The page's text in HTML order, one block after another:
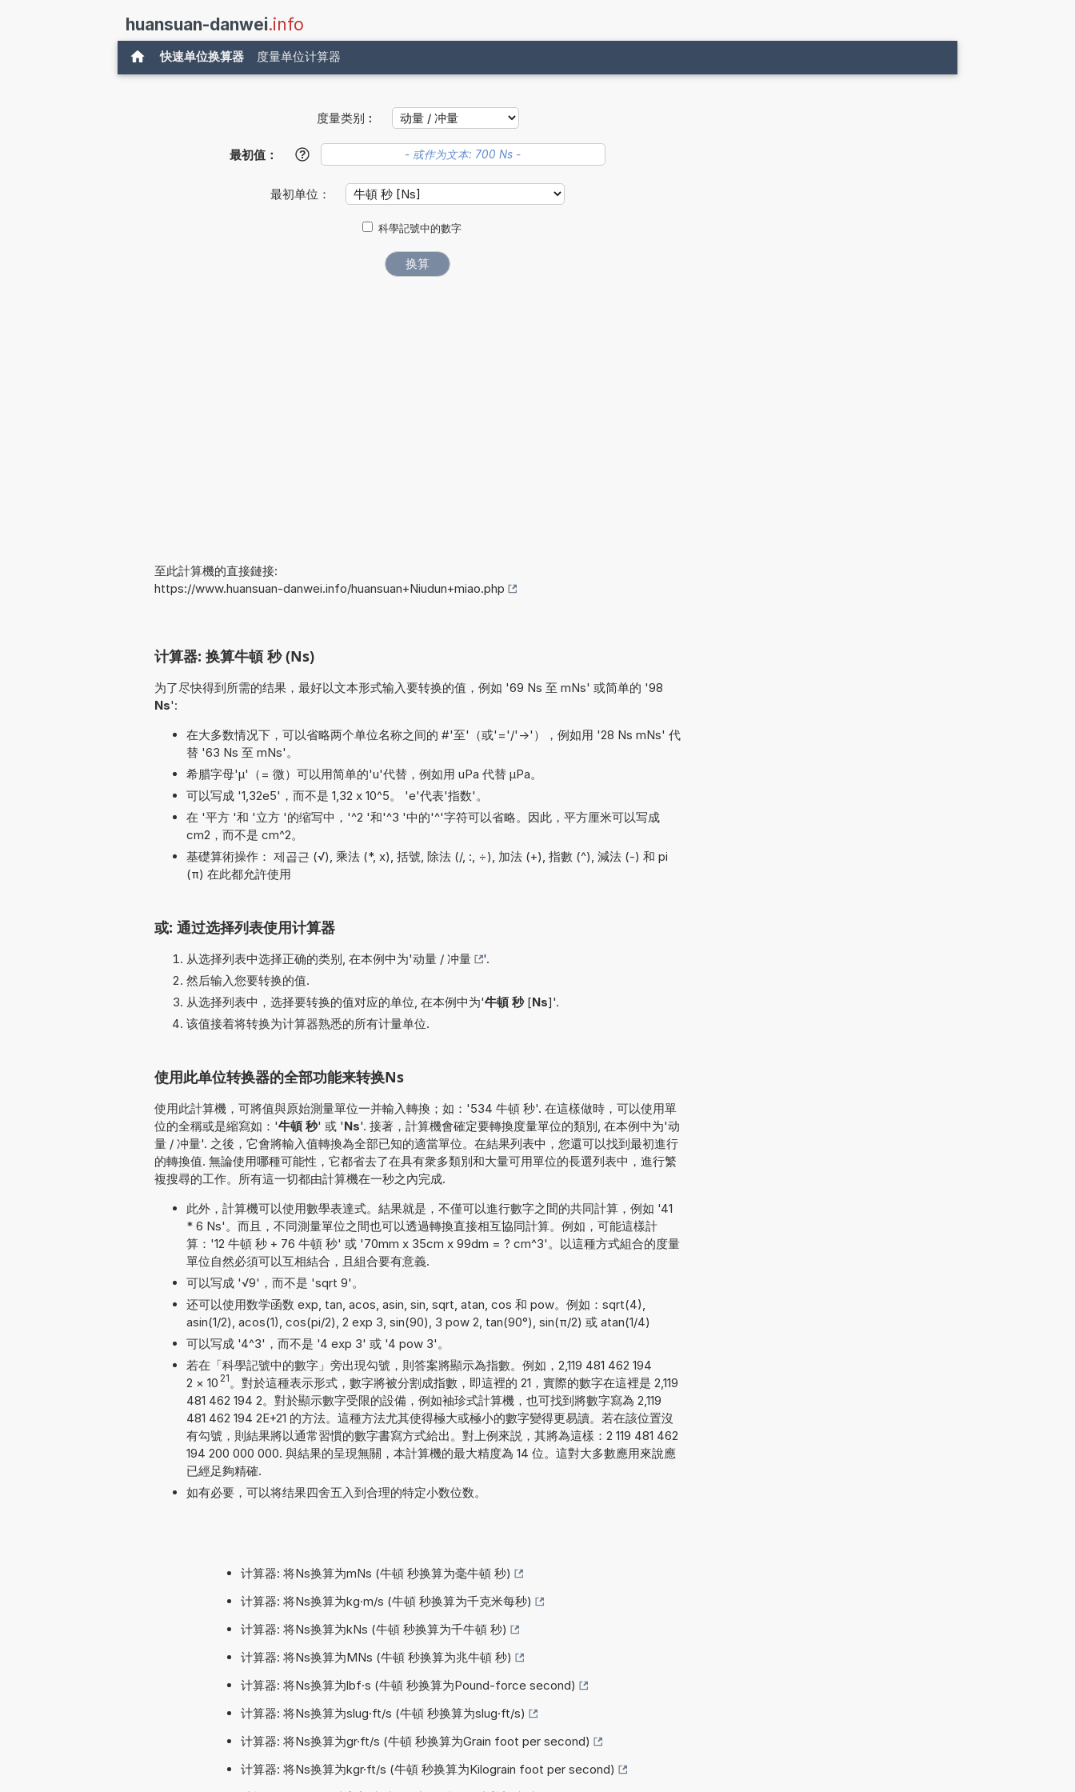
huansuan-danwei.info
快速单位换算器 度量单位计算器
度量类别︰
最初值： ?
最初单位：
科學記號中的數字
至此計算機的直接鏈接:
https://www.huansuan-danwei.info/huansuan+Niudun+miao.php
计算器: 换算牛頓 秒 (Ns)
为了尽快得到所需的结果，最好以文本形式输入要转换的值，例如 '69 Ns 至 mNs' 或简单的 '98
Ns':
在大多数情况下，可以省略两个单位名称之间的 #'至'（或'='/'->'），例如用 '28 Ns mNs' 代
替 '63 Ns 至 mNs'。
希腊字母'µ'（= 微）可以用简单的'u'代替，例如用 uPa 代替 µPa。
可以写成 '1,32e5'，而不是 1,32 x 10^5。 'e'代表'指数'。
在 '平方 '和 '立方 '的缩写中，'^2 '和'^3 '中的'^'字符可以省略。因此，平方厘米可以写成
cm2，而不是 cm^2。
基礎算術操作： 제곱근 (√), 乘法 (*, x), 括號, 除法 (/, :, ÷), 加法 (+), 指數 (^), 減法 (-) 和 pi
(π) 在此都允許使用
或: 通过选择列表使用计算器
从选择列表中选择正确的类别, 在本例中为'动量 / 冲量
'.
然后输入您要转换的值.
从选择列表中，选择要转换的值对应的单位, 在本例中为'牛頓 秒[Ns]'.
该值接着将转换为计算器熟悉的所有计量单位.
使用此单位转换器的全部功能来转换Ns
使用此計算機，可將值與原始測量單位一并輸入轉換；如：'534 牛頓 秒'. 在這樣做時，可以使用單
位的全稱或是縮寫如：'牛頓 秒' 或 'Ns'. 接著，計算機會確定要轉換度量單位的類別, 在本例中为'动
量 / 冲量'. 之後，它會將輸入值轉換為全部已知的適當單位。在結果列表中，您還可以找到最初進行
的轉換值. 無論使用哪種可能性，它都省去了在具有衆多類別和大量可用單位的長選列表中，進行繁
複搜尋的工作。所有這一切都由計算機在一秒之內完成.
此外，計算機可以使用數學表達式。結果就是，不僅可以進行數字之間的共同計算，例如 '41
* 6 Ns'。而且，不同測量單位之間也可以透過轉換直接相互協同計算。例如，可能這樣計
算：'12 牛頓 秒 + 76 牛頓 秒' 或 '70mm x 35cm x 99dm = ? cm^3'。以這種方式組合的度量
單位自然必須可以互相結合，且組合要有意義.
可以写成 '√9'，而不是 'sqrt 9'。
还可以使用数学函数 exp, tan, acos, asin, sin, sqrt, atan, cos 和 pow。例如：sqrt(4),
asin(1/2), acos(1), cos(pi/2), 2 exp 3, sin(90), 3 pow 2, tan(90°), sin(π/2) 或 atan(1/4)
可以写成 '4^3'，而不是 '4 exp 3' 或 '4 pow 3'。
若在「科學記號中的數字」旁出現勾號，則答案將顯示為指數。例如，2,119 481 462 194
2 × 10 21 。對於這種表示形式，數字將被分割成指數，即這裡的 21，實際的數字在這裡是 2,119
481 462 194 2。對於顯示數字受限的設備，例如袖珍式計算機，也可找到將數字寫為 2,119
481 462 194 2E+21 的方法。這種方法尤其使得極大或極小的數字變得更易讀。若在該位置沒
有勾號，則結果將以通常習慣的數字書寫方式給出。對上例來説，其將為這樣：2 119 481 462
194 200 000 000. 與結果的呈現無關，本計算機的最大精度為 14 位。這對大多數應用來說應
已經足夠精確.
如有必要，可以将结果四舍五入到合理的特定小数位数。
计算器: 将Ns换算为mNs (牛頓 秒换算为毫牛頓 秒)
计算器: 将Ns换算为kg·m/s (牛頓 秒换算为千克米每秒)
计算器: 将Ns换算为kNs (牛頓 秒换算为千牛頓 秒)
计算器: 将Ns换算为MNs (牛頓 秒换算为兆牛頓 秒)
计算器: 将Ns换算为lbf·s (牛頓 秒换算为Pound-force second)
计算器: 将Ns换算为slug·ft/s (牛頓 秒换算为slug·ft/s)
计算器: 将Ns换算为gr·ft/s (牛頓 秒换算为Grain foot per second)
计算器: 将Ns换算为kgr·ft/s (牛頓 秒换算为Kilograin foot per second)